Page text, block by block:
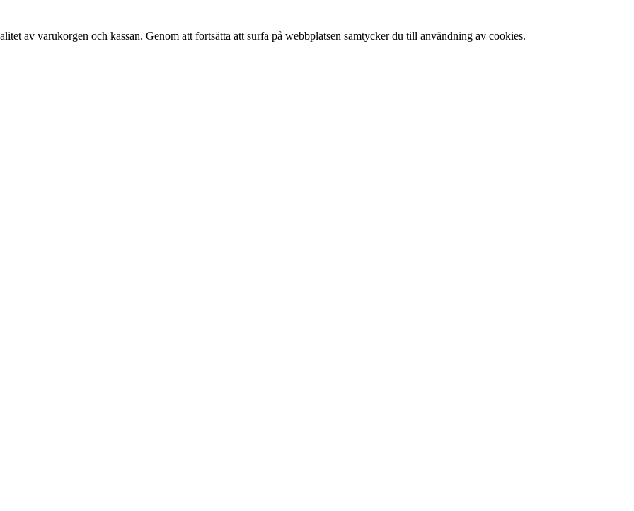
av varukorgen och kassan. Genom att fortsätta att surfa på webbplatsen samtycker du till användning av cookies.